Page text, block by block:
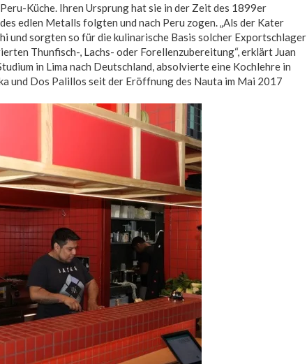
Küche. Ihren Ursprung hat sie in der Zeit des 1899er
edlen Metalls folgten und nach Peru zogen. „Als der Kater
und sorgten so für die kulinarische Basis solcher Exportschlager
Thunfisch-, Lachs- oder Forellenzubereitung“, erklärt Juan
in Lima nach Deutschland, absolvierte eine Kochlehre in
und Dos Palillos seit der Eröffnung des Nauta im Mai 2017